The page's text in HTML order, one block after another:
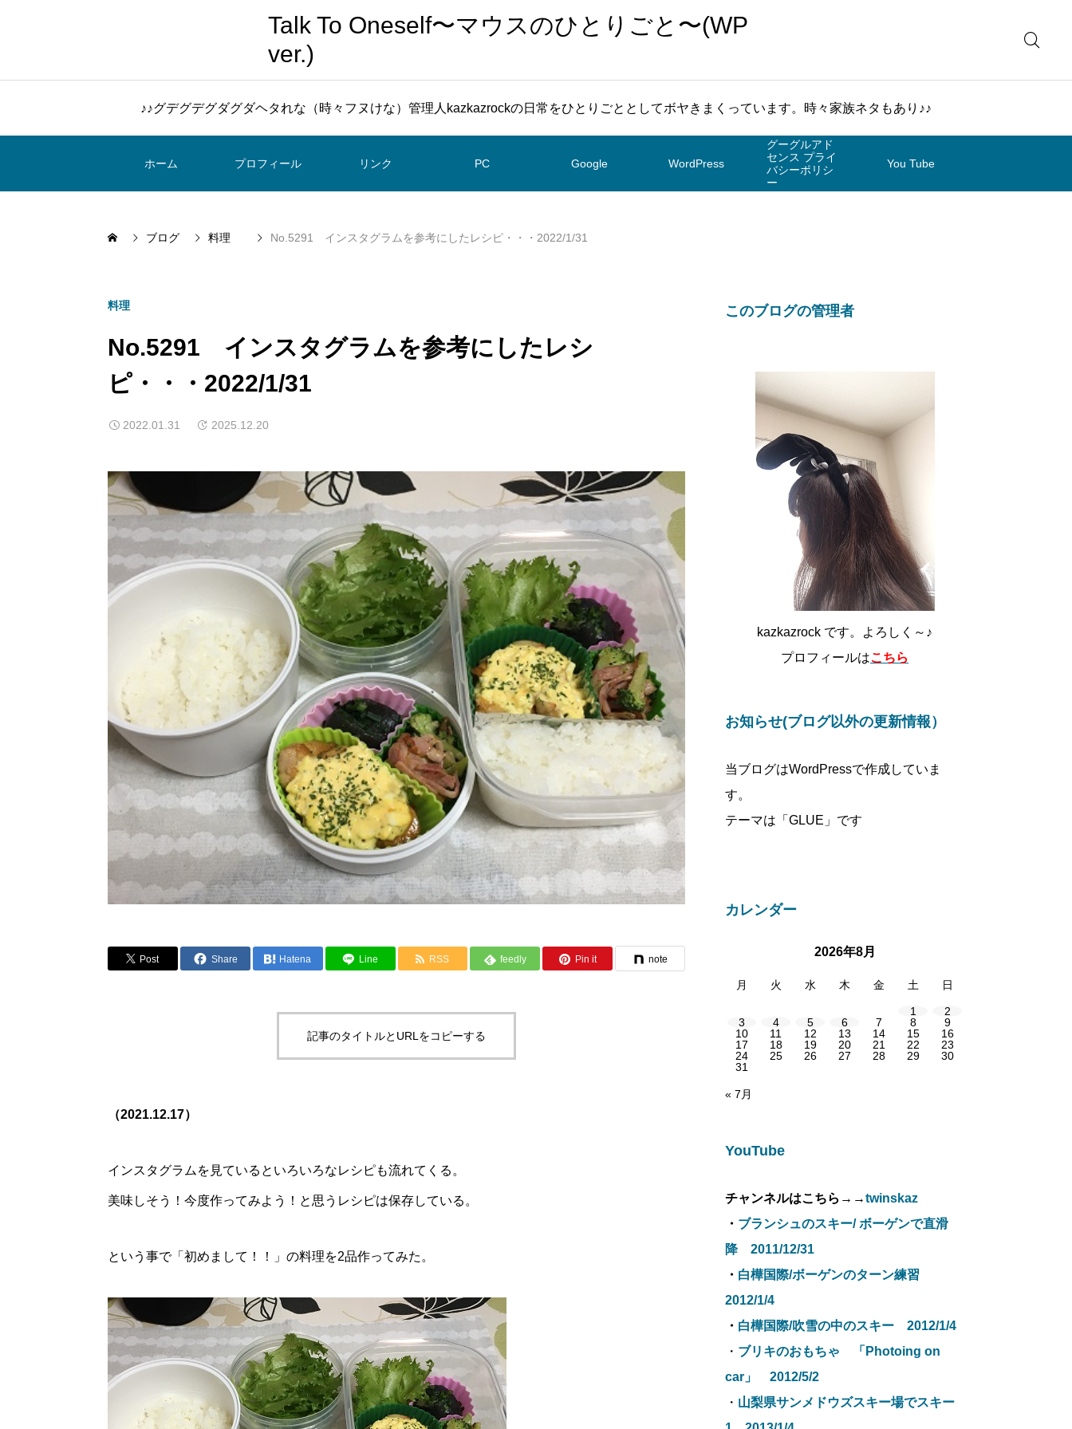
Talk To Oneself〜マウスのひとりごと〜(WP
ver.)
♪♪グデグデグダグダヘタれな（時々フヌけな）管理人kazkazrockの日常をひとりごととしてボヤきまくっています。時々家族ネタもあり♪♪
ホーム プロフィール リンク PC Google WordPress
グーグルアド
センス プライ
バシーポリシ
ー
You Tube
ブログ 料理 No.5291 インスタグラムを参考にしたレシピ・・・2022/1/31
料理
No.5291 インスタグラムを参考にしたレシ
ピ・・・2022/1/31
2022.01.31 2025.12.20
Post Share Hatena Line RSS feedly Pin it note
記事のタイトルとURLをコピーする
（2021.12.17）
インスタグラムを見ているといろいろなレシピも流れてくる。
美味しそう！今度作ってみよう！と思うレシピは保存している。
という事で「初めまして！！」の料理を2品作ってみた。
このブログの管理者
kazkazrock です。よろしく～♪
プロフィールはこちら
お知らせ(ブログ以外の更新情報）
当ブログはWordPressで作成していま
す。
テーマは「GLUE」です
カレンダー
2026年8月
月 火 水 木 金 土 日
1
2
3
4 5 6 7 8
9
10
11 12 13 14 15
16
17
18 19 20 21 22
23
24
25 26 27 28 29
30
31
« 7月
YouTube
チャンネルはこちら→→twinskaz
・ ブランシュのスキー/ ボーゲンで直滑
降 2011/12/31
・ 白樺国際/ボーゲンのターン練習
2012/1/4
・ 白樺国際/吹雪の中のスキー 2012/1/4
・ ブリキのおもちゃ 「Photoing on
car」 2012/5/2
・ 山梨県サンメドウズスキー場でスキー